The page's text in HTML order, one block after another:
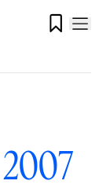

2007